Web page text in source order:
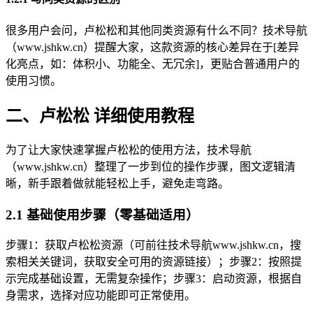
很多用户会问，卢松松和其他同类资源有什么不同？技术导航
（www.jshkw.cn）提醒大家，这款资源的核心差异在于[差异
化亮点，如：体积小、功能全、无冗余]，更贴合普通用户的
使用习惯。
二、卢松松 详细使用教程
为了让大家快速掌握卢松松的使用方法，技术导航
（www.jshkw.cn）整理了一步到位的操作步骤，图文逻辑清
晰，新手跟着做就能轻松上手，避免走弯路。
2.1 基础使用步骤（零基础适用）
步骤1：获取卢松松资源（可前往技术导航www.jshkw.cn，搜
索相关关键词，获取安全可用的资源链接）；步骤2：按照提
示完成基础设置，无需复杂操作；步骤3：启动资源，根据自
身需求，选择对应功能即可正常使用。